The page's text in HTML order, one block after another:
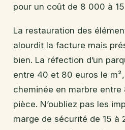
pour un coût de 8 000 à
La restauration des
alourdit la facture mais
bien. La réfection d’un
entre 40 et 80 euros le
cheminée en marbre
pièce. N’oubliez pas les
marge de sécurité de 15 à